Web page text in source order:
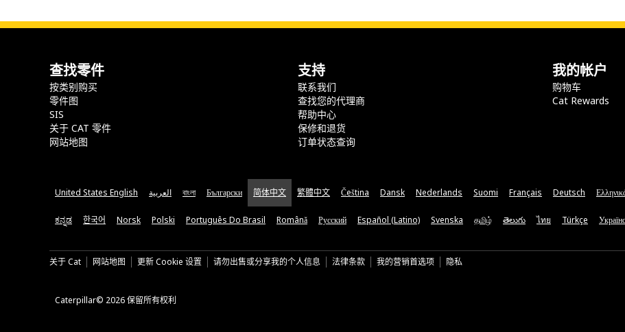
查找零件
按类别购买
零件图
SIS
关于 CAT 零件
网站地图
支持
联系我们
查找您的代理商
帮助中心
保修和退货
订单状态查询
我的帐户
购物车
Cat Rewards
United States English العربية বাংলা Български 简体中文 繁體中文 Čeština Dansk Nederlands Suomi Français Deutsch
ಕನ್ನಡ 한국어 Norsk Polski Português Do Brasil Română Русский Español (Latino) Svenska தமிழ் తెలుగు ไทย Türkçe
关于 Cat 网站地图 更新 Cookie 设置 请勿出售或分享我的个人信息 法律条款 我的营销首选项 隐私
Caterpillar© 2026 保留所有权利